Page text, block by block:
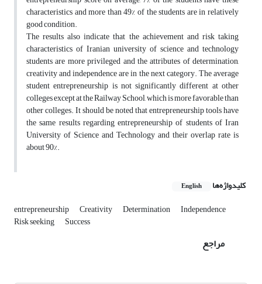
characteristics and more than 49% of the students are in relatively
good condition.
The results also indicate that the achievement and risk taking
characteristics of Iranian university of science and technology
students are more privileged and the attributes of determination,
creativity and independence are in the next category. The average
student entrepreneurship is not significantly different at other
colleges except at the Railway School, which is more favorable than
other colleges. It should be noted that entrepreneurship tools have
the same results regarding entrepreneurship of students of Iran
University of Science and Technology and their overlap rate is
about 90%.
کلیدواژه‌ها English
entrepreneurship Creativity Determination Independence
Risk seeking Success
مراجع